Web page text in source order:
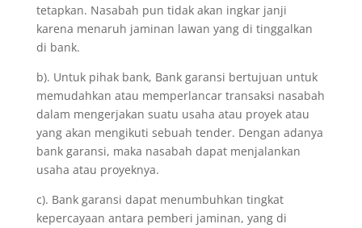
tetapkan. Nasabah pun tidak akan ingkar janji
karena menaruh jaminan lawan yang di tinggalkan
di bank.
b). Untuk pihak bank, Bank garansi bertujuan untuk
memudahkan atau memperlancar transaksi nasabah
dalam mengerjakan suatu usaha atau proyek atau
yang akan mengikuti sebuah tender. Dengan adanya
bank garansi, maka nasabah dapat menjalankan
usaha atau proyeknya.
c). Bank garansi dapat menumbuhkan tingkat
kepercayaan antara pemberi jaminan, yang di